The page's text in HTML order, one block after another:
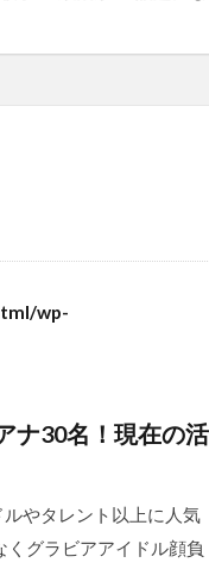
wp-
ナ30名！現在の活
やタレント以上に人気
グラビアアイドル顔負